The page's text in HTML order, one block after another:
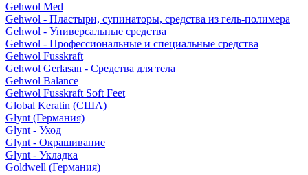
Gehwol Med
Gehwol - Пластыри, супинаторы, средства из гель-полимера
Gehwol - Универсальные средства
Gehwol - Профессиональные и специальные средства
Gehwol Fusskraft
Gehwol Gerlasan - Средства для тела
Gehwol Balance
Gehwol Fusskraft Soft Feet
Global Keratin (США)
Glynt (Германия)
Glynt - Уход
Glynt - Окрашивание
Glynt - Укладка
Goldwell (Германия)